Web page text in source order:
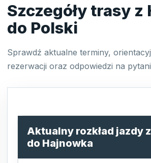
Szczegóły trasy z
do Polski
Sprawdź aktualne terminy,
rezerwacji oraz odpowiedzi na
Aktualny rozkład jazdy
do Hajnowka